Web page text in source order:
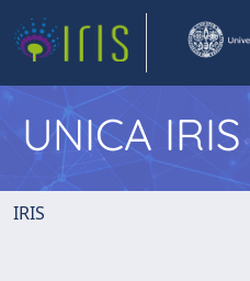
UNICA IRIS
IRIS